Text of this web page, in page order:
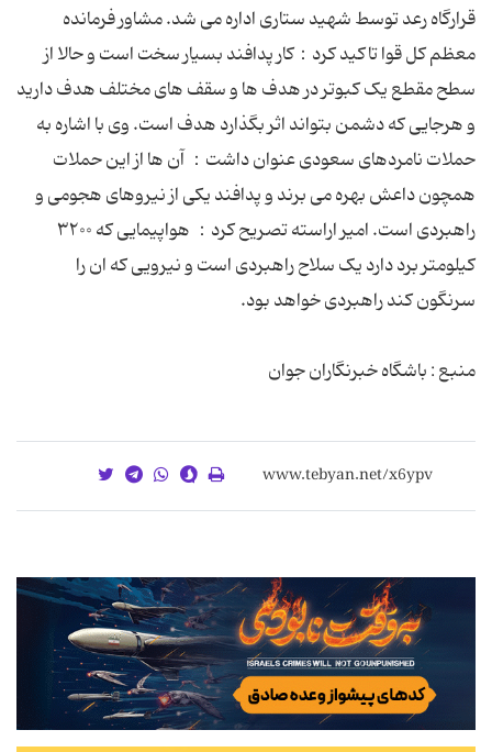
قرارگاه رعد توسط شهید ستاری اداره می شد. مشاور فرمانده
معظم کل قوا تاکید کرد：کار پدافند بسیار سخت است و حالا از
سطح مقطع یک کبوتر در هدف ها و سقف های مختلف هدف دارید
و هرجایی که دشمن بتواند اثر بگذارد هدف است. وی با اشاره به
حملات نامردهای سعودی عنوان داشت： آن ها از این حملات
همچون داعش بهره می برند و پدافند یکی از نیروهای هجومی و
راهبردی است. امیر اراسته تصریح کرد： هواپیمایی که ۳۲۰۰
کیلومتر برد دارد یک سلاح راهبردی است و نیرویی که ان را
منبع : باشگاه خبرنگاران جوان